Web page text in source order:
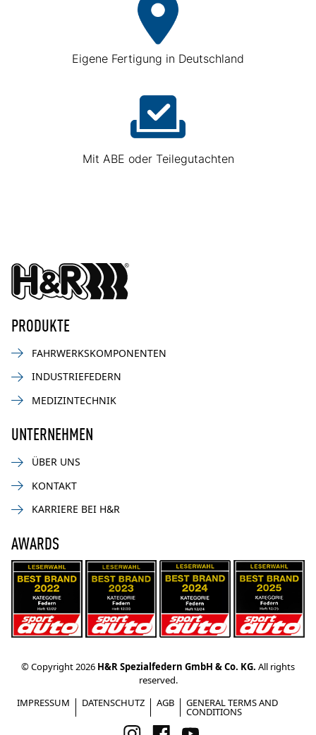
Eigene Fertigung in Deutschland
Mit ABE oder Teilegutachten
PRODUKTE
FAHRWERKSKOMPONENTEN
INDUSTRIEFEDERN
MEDIZINTECHNIK
UNTERNEHMEN
ÜBER UNS
KONTAKT
KARRIERE BEI H&R
AWARDS
© Copyright 2026 H&R Spezialfedern GmbH & Co. KG. All rights
reserved.
IMPRESSUM
DATENSCHUTZ AGB GENERAL TERMS AND
CONDITIONS